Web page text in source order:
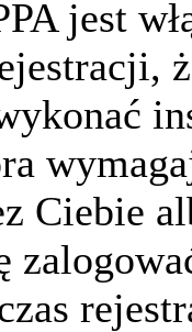
jest
Ciebie